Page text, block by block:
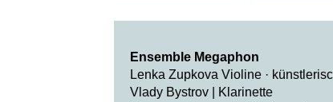
Ensemble Megaphon
Lenka Zupkova Violine ·
Vlady Bystrov | Klarinette